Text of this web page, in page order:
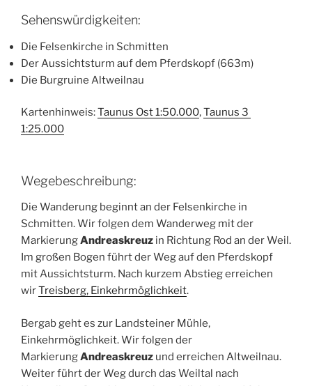
Sehenswürdigkeiten:
Die Felsenkirche in Schmitten
Der Aussichtsturm auf dem Pferdskopf (663m)
Die Burgruine Altweilnau
Kartenhinweis:Taunus Ost 1:50.000,Taunus 3
1:25.000
Wegebeschreibung:
Die Wanderung beginnt an der Felsenkirche in
Schmitten. Wir folgen dem Wanderweg mit der
MarkierungAndreaskreuz in Richtung Rod an der Weil.
Im großen Bogen führt der Weg auf den Pferdskopf
mit Aussichtsturm. Nach kurzem Abstieg erreichen
wirTreisberg, Einkehrmöglichkeit.
Bergab geht es zur Landsteiner Mühle,
Einkehrmöglichkeit. Wir folgen der
MarkierungAndreaskreuz und erreichen Altweilnau.
Weiter führt der Weg durch das Weiltal nach